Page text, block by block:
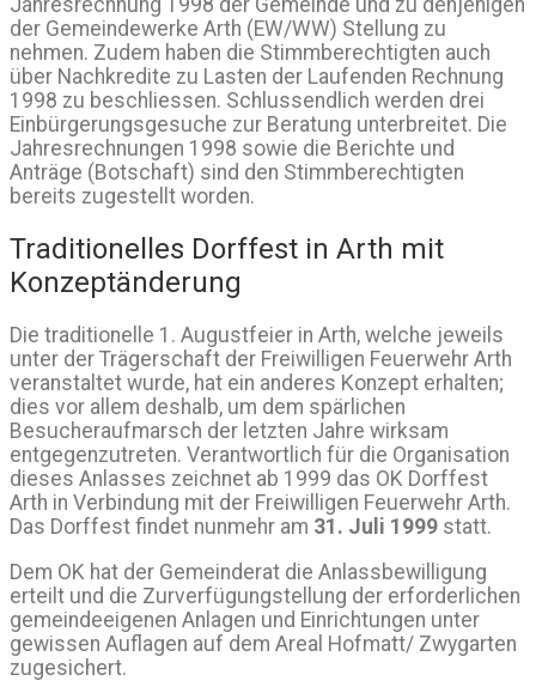
Jahresrechnung 1998 der Gemeinde und zu denjenigen
der Gemeindewerke Arth (EW/WW) Stellung zu
nehmen. Zudem haben die Stimmberechtigten auch
über Nachkredite zu Lasten der Laufenden Rechnung
1998 zu beschliessen. Schlussendlich werden drei
Einbürgerungsgesuche zur Beratung unterbreitet. Die
Jahresrechnungen 1998 sowie die Berichte und
Anträge (Botschaft) sind den Stimmberechtigten
bereits zugestellt worden.
Traditionelles Dorffest in Arth mit
Konzeptänderung
Die traditionelle 1. Augustfeier in Arth, welche jeweils
unter der Trägerschaft der Freiwilligen Feuerwehr Arth
veranstaltet wurde, hat ein anderes Konzept erhalten;
dies vor allem deshalb, um dem spärlichen
Besucheraufmarsch der letzten Jahre wirksam
entgegenzutreten. Verantwortlich für die Organisation
dieses Anlasses zeichnet ab 1999 das OK Dorffest
Arth in Verbindung mit der Freiwilligen Feuerwehr Arth.
Das Dorffest findet nunmehr am 31. Juli 1999 statt.
Dem OK hat der Gemeinderat die Anlassbewilligung
erteilt und die Zurverfügungstellung der erforderlichen
gemeindeeigenen Anlagen und Einrichtungen unter
gewissen Auflagen auf dem Areal Hofmatt/ Zwygarten
zugesichert.